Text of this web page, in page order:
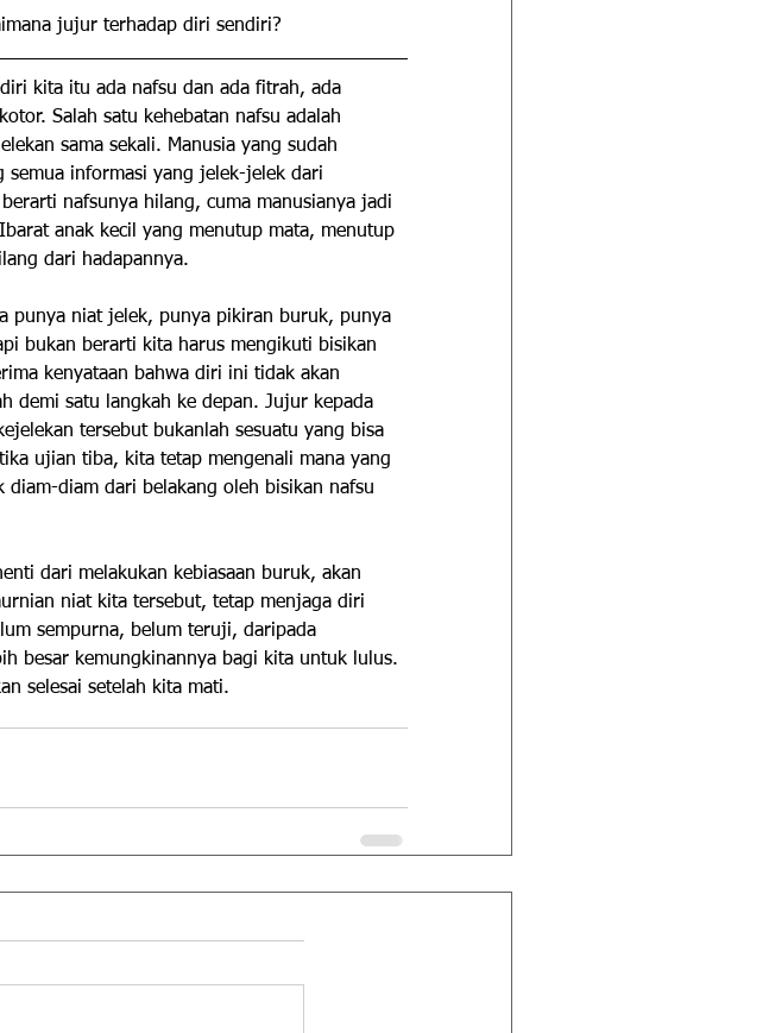
jujur terhadap diri sendiri?
kita itu ada nafsu dan ada fitrah, ada
Salah satu kehebatan nafsu adalah
sama sekali. Manusia yang sudah
informasi yang jelek-jelek dari
nafsunya hilang, cuma manusianya jadi
anak kecil yang menutup mata, menutup
dari hadapannya.
punya niat jelek, punya pikiran buruk, punya
bukan berarti kita harus mengikuti bisikan
kenyataan bahwa diri ini tidak akan
demi satu langkah ke depan. Jujur kepada
tersebut bukanlah sesuatu yang bisa
ujian tiba, kita tetap mengenali mana yang
diam dari belakang oleh bisikan nafsu
dari melakukan kebiasaan buruk, akan
niat kita tersebut, tetap menjaga diri
sempurna, belum teruji, daripada
besar kemungkinannya bagi kita untuk lulus.
selesai setelah kita mati.